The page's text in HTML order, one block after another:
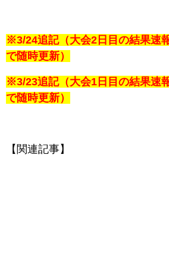
※3/24追記（大会2日目の結果速
で随時更新）
※3/23追記（大会1日目の結果速
で随時更新）
【関連記事】